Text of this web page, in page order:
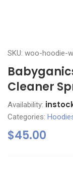
SKU: woo-hoodie-
Cleaner
Availability:
Categories:
$45.00